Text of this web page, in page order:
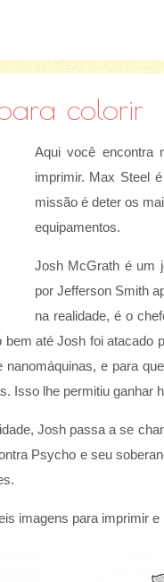
colorir
Aqui você encontra
imprimir. Max Steel
missão é deter os
equipamentos.
Josh McGrath é um
por Jefferson Smith
na realidade, é o
bem até Josh foi atacado
nanomáquinas, e para
Isso lhe permitiu ganhar
Josh passa a se
Psycho e seu
imagens para imprimir e